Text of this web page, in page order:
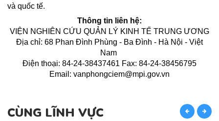
và quốc tế.
Thông tin liên hệ:
VIỆN NGHIÊN CỨU QUẢN LÝ KINH TẾ TRUNG ƯƠNG
Địa chỉ: 68 Phan Đình Phùng - Ba Đình - Hà Nội - Việt
Nam
Điện thoại: 84-24-38437461 Fax: 84-24-38456795
Email: vanphongciem@mpi.gov.vn
CÙNG LĨNH VỰC